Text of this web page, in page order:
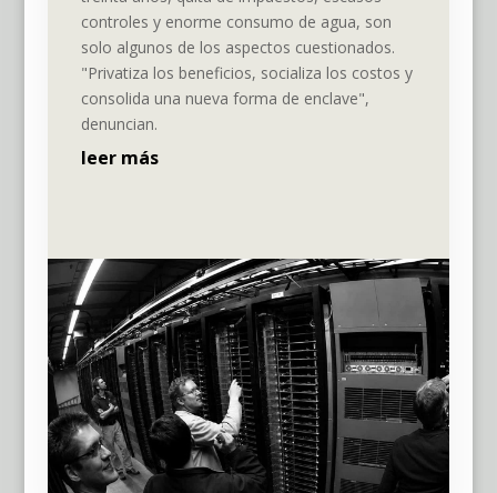
controles y enorme consumo de agua, son
solo algunos de los aspectos cuestionados.
"Privatiza los beneficios, socializa los costos y
consolida una nueva forma de enclave",
denuncian.
leer más